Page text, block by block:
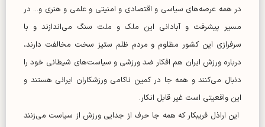
در همه عرصه‌های سیاسی و اقتصادی و امنیتی و علمی و هنری و... در
مسیر پیشرفت و آبادانی این ملک و ملت سنگ می‌اندازند و با
سرفرازی این کشور مظلوم و مردم ظلم ستیز سخت مخالفت دارند،
درباره ورزش ایران هم افکار ضد ورزشی و سیاست‌های شیطانی خود را
دنبال می‌کنند و همه جا در کمین ناکامی ورزشکاران ایرانی هستند و
این واقعیتی است غیر قابل انکار.
این اراذل فریبکار که همه جا حرف از جدایی ورزش از سیاست می‌زنند